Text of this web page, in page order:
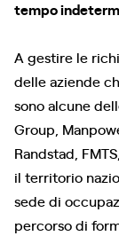
tempo
A gestire le
delle aziende
sono alcune
Group,
Randstad,
il territorio
sede di
percorso di